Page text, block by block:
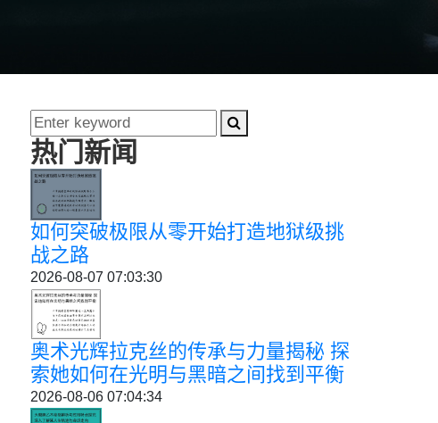
热门新闻
如何突破极限从零开始打造地狱级挑
战之路
2026-08-07 07:03:30
奥术光辉拉克丝的传承与力量揭秘 探
索她如何在光明与黑暗之间找到平衡
2026-08-06 07:04:34